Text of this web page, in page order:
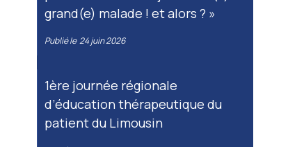
grand(e) malade ! et alors ? »
Publié le 24 juin 2026
1ère journée régionale
d’éducation thérapeutique du
patient du Limousin